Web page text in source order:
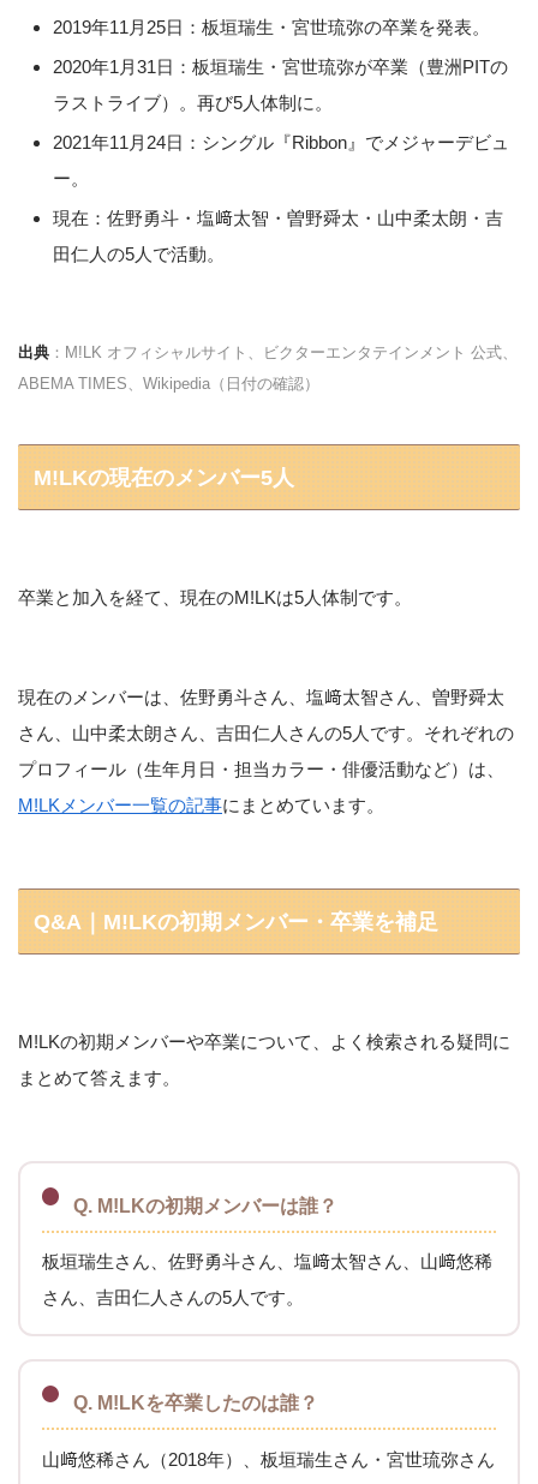
2019年11月25日：板垣瑞生・宮世琉弥の卒業を発表。
2020年1月31日：板垣瑞生・宮世琉弥が卒業（豊洲PITの
ラストライブ）。再び5人体制に。
2021年11月24日：シングル『Ribbon』でメジャーデビュ
ー。
現在：佐野勇斗・塩﨑太智・曽野舜太・山中柔太朗・吉
田仁人の5人で活動。
出典 ：M!LK オフィシャルサイト、ビクターエンタテインメント 公式、
ABEMA TIMES、Wikipedia（日付の確認）
M!LKの現在のメンバー5人
卒業と加入を経て、現在のM!LKは5人体制です。
現在のメンバーは、佐野勇斗さん、塩﨑太智さん、曽野舜太
さん、山中柔太朗さん、吉田仁人さんの5人です。それぞれの
プロフィール（生年月日・担当カラー・俳優活動など）は、
M!LKメンバー一覧の記事にまとめています。
Q&A｜M!LKの初期メンバー・卒業を補足
M!LKの初期メンバーや卒業について、よく検索される疑問に
まとめて答えます。
Q. M!LKの初期メンバーは誰？
板垣瑞生さん、佐野勇斗さん、塩﨑太智さん、山﨑悠稀
さん、吉田仁人さんの5人です。
Q. M!LKを卒業したのは誰？
山﨑悠稀さん（2018年）、板垣瑞生さん・宮世琉弥さん